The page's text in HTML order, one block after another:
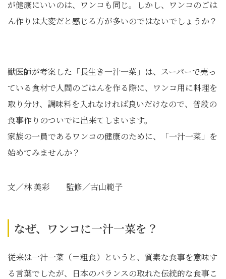
が健康にいいのは、ワンコも同じ。しかし、ワンコのごは
ん作りは大変だと感じる方が多いのではないでしょうか？
獣医師が考案した「長生き一汁一菜」は、スーパーで売っ
ている食材で人間のごはんを作る際に、ワンコ用に料理を
取り分け、調味料を入れなければ良いだけなので、普段の
食事作りのついでに出来てしまいます。
家族の一員であるワンコの健康のために、「一汁一菜」を
始めてみませんか？
文／林 美彩 監修／古山範子
なぜ、ワンコに一汁一菜を？
従来は一汁一菜（＝粗食）というと、質素な食事を意味す
る言葉でしたが、日本のバランスの取れた伝統的な食事こ